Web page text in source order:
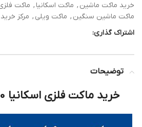
خرید ماکت ماشین , ماکت اسکانیا , ماکت
ماکت ماشین سنگین , ماکت ویلی , مرکز
اشتراک گذاری:
توضیحات
خرید ماکت فلزی اسکانیا Scania | R730